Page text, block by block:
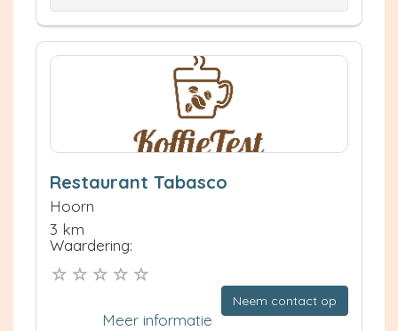
Restaurant Tabasco
Hoorn
3 km
Waardering:
Neem contact op
Meer informatie